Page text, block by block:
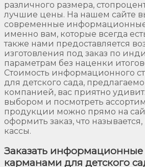
различного размера,
лучшие цены. На нашем сайте
современные
именно вам, которые всегда
также нами предоставляется
изготовления под заказ по
параметрам без наценки
Стоимость информационного
для детского сада,
компанией, вас приятно
выбором и посмотреть
продукции можно прямо на
оформить заказ, что называется,
кассы.
Заказать информационные
карманами для детского